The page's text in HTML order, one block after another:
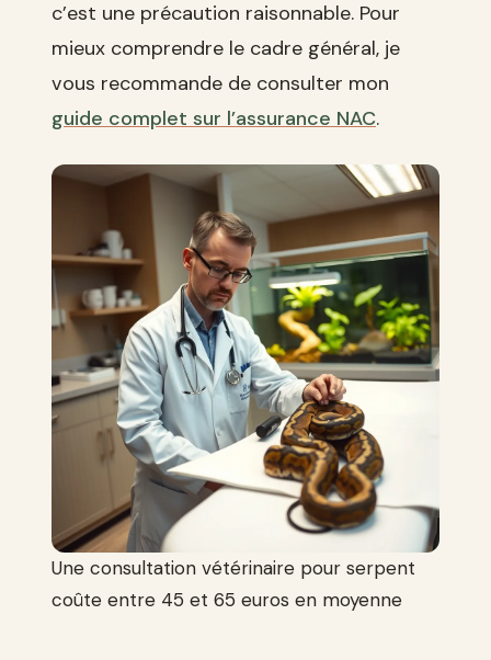
c’est une précaution raisonnable. Pour
mieux comprendre le cadre général, je
vous recommande de consulter mon
guide complet sur l’assurance NAC.
Une consultation vétérinaire pour serpent
coûte entre 45 et 65 euros en moyenne